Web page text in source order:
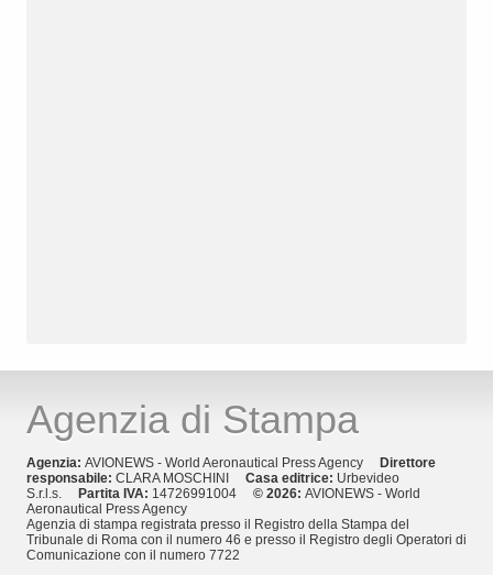
Agenzia di Stampa
Agenzia: AVIONEWS - World Aeronautical Press Agency
Direttore
responsabile: CLARA MOSCHINI Casa editrice: Urbevideo
S.r.l.s.
Partita IVA: 14726991004 © 2026: AVIONEWS - World
Aeronautical Press Agency
Agenzia di stampa registrata presso il Registro della Stampa del
Tribunale di Roma con il numero 46 e presso il Registro degli Operatori di
Comunicazione con il numero 7722